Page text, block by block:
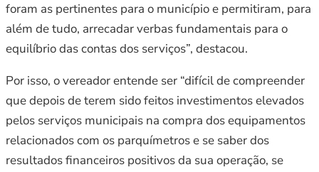
foram as pertinentes para o município e permitiram, para
além de tudo, arrecadar verbas fundamentais para o
equilíbrio das contas dos serviços”, destacou.
Por isso, o vereador entende ser “difícil de compreender
que depois de terem sido feitos investimentos elevados
pelos serviços municipais na compra dos equipamentos
relacionados com os parquímetros e se saber dos
resultados financeiros positivos da sua operação, se